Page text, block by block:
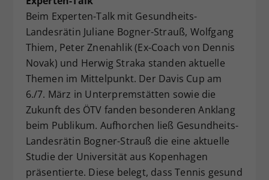
Beim Experten-Talk mit Gesundheits-
Landesrätin Juliane Bogner-Strauß, Wolfgang
Thiem, Peter Znenahlik (Ex-Coach von Dennis
Novak) und Herwig Straka standen aktuelle
Themen im Mittelpunkt. Der Davis Cup am
6./7. März in Unterpremstätten sowie die
Zukunft des ÖTV fanden besonderen Anklang
beim Publikum. Aufhorchen ließ Gesundheits-
Landesrätin Bogner-Strauß die eine aktuelle
Studie der Universität aus Kopenhagen
präsentierte. Diese belegt, dass Tennis gesund